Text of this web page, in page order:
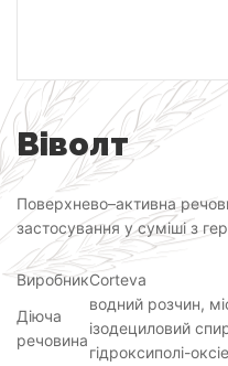
Віволт
Поверхнево–активна
застосування у суміші з
ВиробникCorteva
Діюча
речовина
водний розчин,
ізодециловий
гідроксиполі-